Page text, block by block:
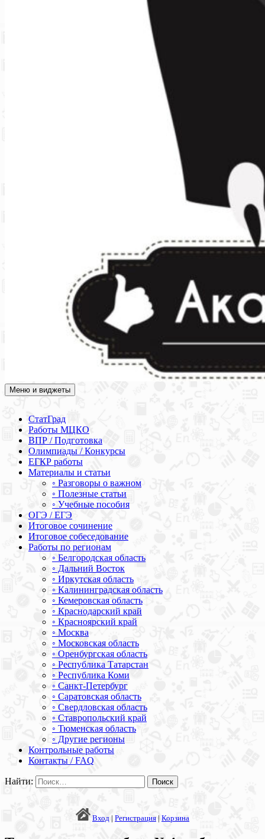
Академия СОВА
Подготовка к ЕГЭ, ОГЭ, ВПР, МЦКО, СтатГрад, КДР, ВОШ,
Меню и виджеты
СтатГрад
Работы МЦКО
ВПР / Подготовка
Олимпиады / Конкурсы
ЕГКР работы
Материалы и статьи
◦ Разговоры о важном
◦ Полезные статьи
◦ Учебные пособия
ОГЭ / ЕГЭ
Итоговое сочинение
Итоговое собеседование
Работы по регионам
◦ Белгородская область
◦ Дальний Восток
◦ Иркутская область
◦ Калининградская область
◦ Кемеровская область
◦ Краснодарский край
◦ Красноярский край
◦ Москва
◦ Московская область
◦ Оренбургская область
◦ Республика Татарстан
◦ Республика Коми
◦ Санкт-Петербург
◦ Саратовская область
◦ Свердловская область
◦ Ставропольский край
◦ Тюменская область
◦ Другие регионы
Контрольные работы
Контакты / FAQ
Найти:
Вход | Регистрация | Корзина